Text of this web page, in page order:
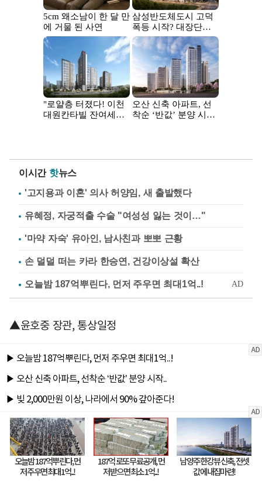
이시간 핫뉴스
'고지용과 이혼' 의사 허양임, 새 출발했다
유혜정, 자궁적출 수술 "여성성 잃는 것이…"
'마약 자숙' 유아인, 남사친과 뽀뽀 근황
손 덜덜 떠는 카라 한승연, 건강이상설 확산
▲윤호중 장관, 통상일정